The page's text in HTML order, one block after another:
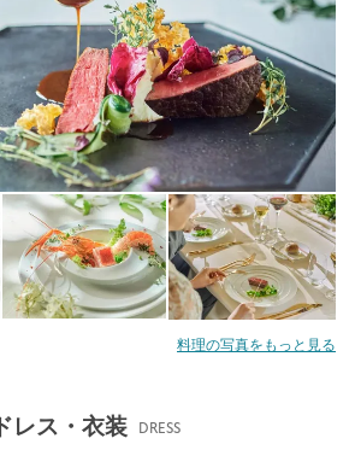
料理の写真をもっと見る
ドレス・衣装 DRESS